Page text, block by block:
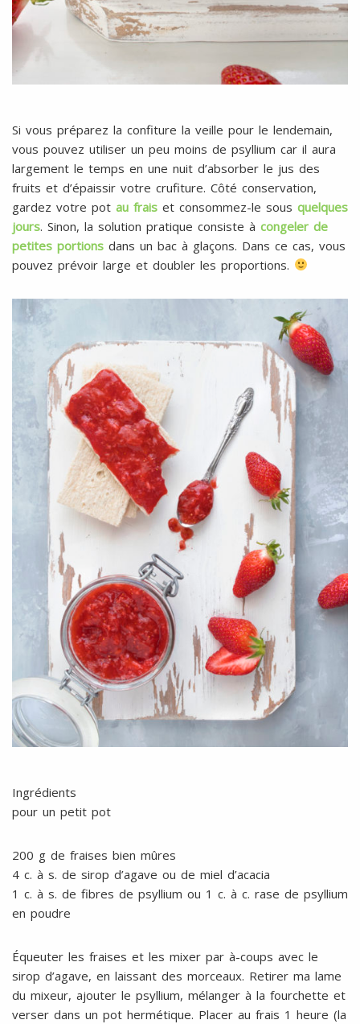
Si vous préparez la confiture la veille pour le lendemain,
vous pouvez utiliser un peu moins de psyllium car il aura
largement le temps en une nuit d’absorber le jus des
fruits et d’épaissir votre crufiture. Côté conservation,
gardez votre pot au frais et consommez-le sous quelques
jours. Sinon, la solution pratique consiste à congeler de
petites portions dans un bac à glaçons. Dans ce cas, vous
pouvez prévoir large et doubler les proportions.
Ingrédients
pour un petit pot
200 g de fraises bien mûres
4 c. à s. de sirop d’agave ou de miel d’acacia
1 c. à s. de fibres de psyllium ou 1 c. à c. rase de psyllium
en poudre
Équeuter les fraises et les mixer par à-coups avec le
sirop d’agave, en laissant des morceaux. Retirer ma lame
du mixeur, ajouter le psyllium, mélanger à la fourchette et
verser dans un pot hermétique. Placer au frais 1 heure (la